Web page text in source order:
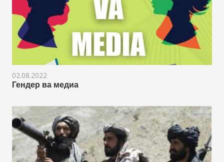
02.08.2022
Гендер ва медиа